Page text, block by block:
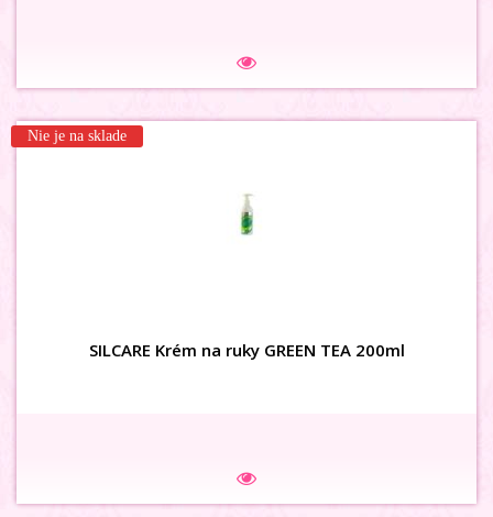
Nie je na sklade
SILCARE Krém na ruky GREEN TEA 200ml